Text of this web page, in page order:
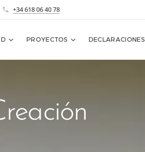
+34 618 06 40 78
PROYECTOS DECLARACIONES